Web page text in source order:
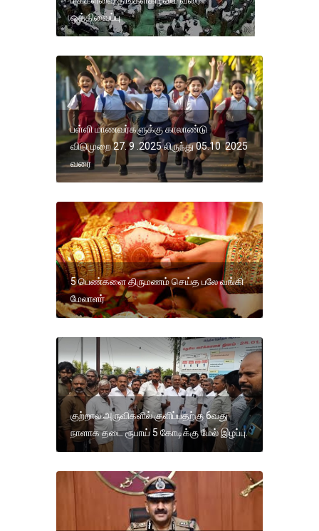
ஒத்திவைப்பு
பள்ளி மாணவர்களுக்கு காலாண்டு
விடுமுறை 27. 9 .2025 லிருந்து 05.10 2025
வரை
5 பெண்களை திருமணம் செய்த பலே வங்கி
மேலாளர்
குற்றால அருவிகளில் குளிப்பதற்கு 6வது
நாளாக தடை ரூபாய் 5 கோடிக்கு மேல் இழப்பு.